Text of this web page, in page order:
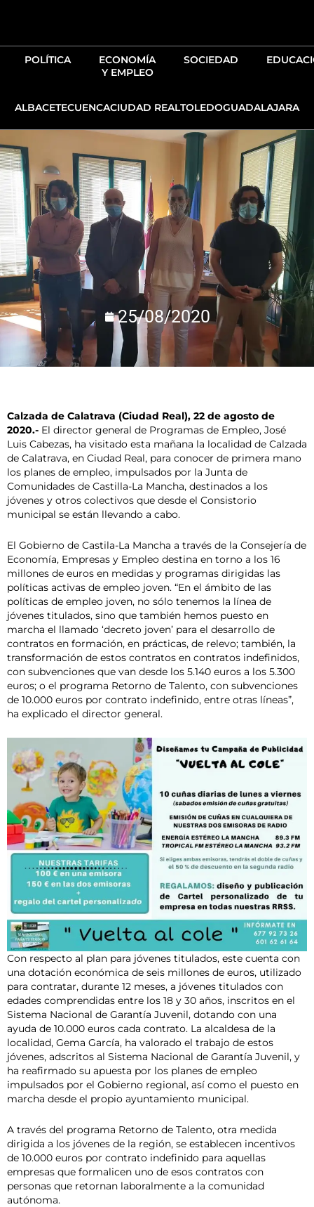
POLÍTICA
ECONOMÍA
Y EMPLEO
SOCIEDAD
ALBACETECUENCACIUDAD REALTOLEDOGUADALAJARA
25/08/2020
Calzada de Calatrava (Ciudad Real), 22 de agosto de
2020.- El director general de Programas de Empleo, José
Luis Cabezas, ha visitado esta mañana la localidad de Calzada
de Calatrava, en Ciudad Real, para conocer de primera mano
los planes de empleo, impulsados por la Junta de
Comunidades de Castilla-La Mancha, destinados a los
jóvenes y otros colectivos que desde el Consistorio
municipal se están llevando a cabo.
El Gobierno de Castila-La Mancha a través de la Consejería de
Economía, Empresas y Empleo destina en torno a los 16
millones de euros en medidas y programas dirigidas las
políticas activas de empleo joven. “En el ámbito de las
políticas de empleo joven, no sólo tenemos la línea de
jóvenes titulados, sino que también hemos puesto en
marcha el llamado ‘decreto joven’ para el desarrollo de
contratos en formación, en prácticas, de relevo; también, la
transformación de estos contratos en contratos indefinidos,
con subvenciones que van desde los 5.140 euros a los 5.300
euros; o el programa Retorno de Talento, con subvenciones
de 10.000 euros por contrato indefinido, entre otras líneas”,
ha explicado el director general.
Con respecto al plan para jóvenes titulados, este cuenta con
una dotación económica de seis millones de euros, utilizado
para contratar, durante 12 meses, a jóvenes titulados con
edades comprendidas entre los 18 y 30 años, inscritos en el
Sistema Nacional de Garantía Juvenil, dotando con una
ayuda de 10.000 euros cada contrato. La alcaldesa de la
localidad, Gema García, ha valorado el trabajo de estos
jóvenes, adscritos al Sistema Nacional de Garantía Juvenil, y
ha reafirmado su apuesta por los planes de empleo
impulsados por el Gobierno regional, así como el puesto en
marcha desde el propio ayuntamiento municipal.
A través del programa Retorno de Talento, otra medida
dirigida a los jóvenes de la región, se establecen incentivos
de 10.000 euros por contrato indefinido para aquellas
empresas que formalicen uno de esos contratos con
personas que retornan laboralmente a la comunidad
autónoma.